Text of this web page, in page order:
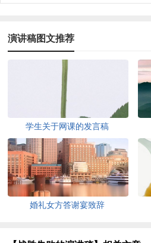
演讲稿图文推荐
学生关于网课的发言稿
婚礼女方答谢宴致辞